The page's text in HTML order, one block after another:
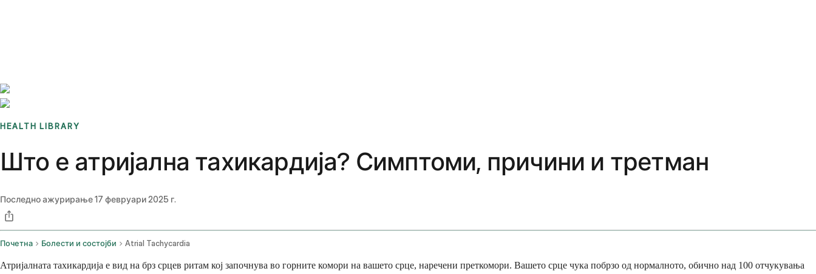
HEALTH LIBRARY
Што е атријална тахикардија? Симптоми, причини и третман
Последно ажурирање17 февруари 2025 г.
Почетна Болести и состојби Atrial Tachycardia
Атријалната тахикардија е вид на брз срцев ритам кој започнува во горните комори на вашето срце, наречени преткомори. Вашето срце чука побрзо од нормалното, обично над 100 отчукувања